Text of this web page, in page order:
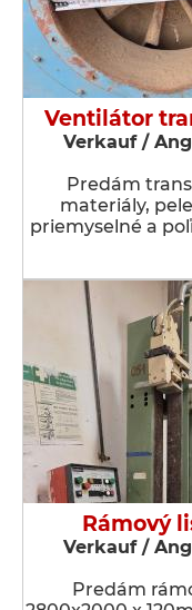
Ventilátor
Verkauf /
Predám
materiály,
priemyselné a
Rámový
Verkauf /
Predám